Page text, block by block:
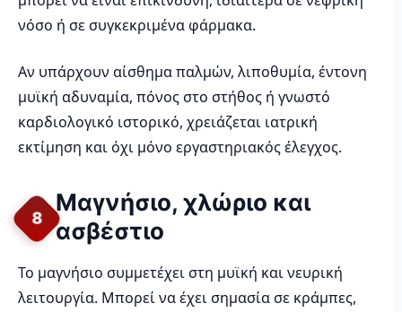
νόσο ή σε συγκεκριμένα φάρμακα.
Αν υπάρχουν αίσθημα παλμών, λιποθυμία, έντονη
μυϊκή αδυναμία, πόνος στο στήθος ή γνωστό
καρδιολογικό ιστορικό, χρειάζεται ιατρική
εκτίμηση και όχι μόνο εργαστηριακός έλεγχος.
8
Μαγνήσιο, χλώριο και
ασβέστιο
Το μαγνήσιο συμμετέχει στη μυϊκή και νευρική
λειτουργία. Μπορεί να έχει σημασία σε κράμπες,